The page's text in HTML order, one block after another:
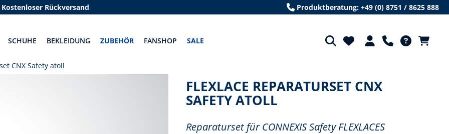
Kostenloser Rückversand Produktberatung: +49 (0) 8751 / 8625 888
SCHUHE BEKLEIDUNG ZUBEHÖR FANSHOP SALE
CNX Safety atoll
FLEXLACE REPARATURSET CNX
SAFETY ATOLL
Reparaturset für CONNEXIS Safety FLEXLACES